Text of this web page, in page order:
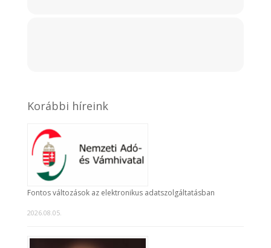
Korábbi híreink
Fontos változások az elektronikus adatszolgáltatásban
2026.08.05.